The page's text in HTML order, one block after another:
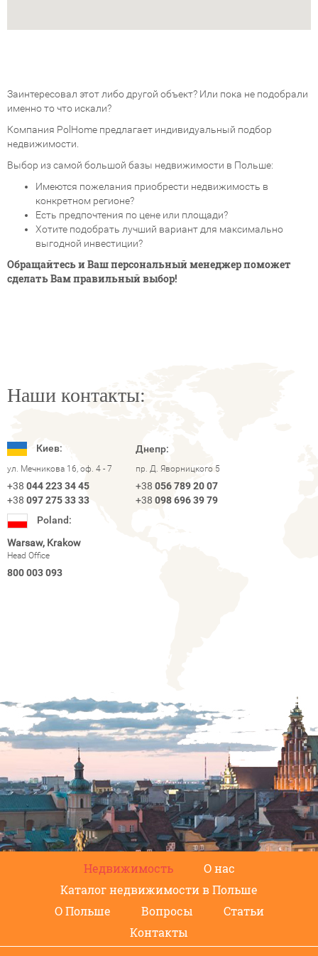
Заинтересовал этот либо другой объект? Или пока не подобрали
именно то что искали?
Компания PolHome предлагает индивидуальный подбор
недвижимости.
Выбор из самой большой базы недвижимости в Польше:
Имеются пожелания приобрести недвижимость в
конкретном регионе?
Есть предпочтения по цене или площади?
Хотите подобрать лучший вариант для максимально
выгодной инвестиции?
Обращайтесь и Ваш персональный менеджер поможет
сделать Вам правильный выбор!
Наши контакты:
Киев:
ул. Мечникова 16, оф. 4 - 7
+38 044 223 34 45
+38 097 275 33 33
Днепр:
пр. Д. Яворницкого 5
+38 056 789 20 07
+38 098 696 39 79
Poland:
Warsaw, Krakow
Head Office
800 003 093
Недвижимость
О нас
Каталог недвижимости в Польше
О Польше
Вопросы
Статьи
Контакты